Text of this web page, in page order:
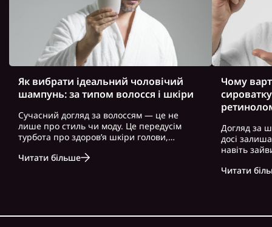
Як вибрати ідеальний чоловічий
шампунь: за типом волосся і шкіри
Сучасний догляд за волоссям — це не
лише про стиль чи моду. Це передусім
турбота про здоров’я шкіри голови,
актуально для чоловіків, які часто
Читати більше
Чому
Догляд за
досі
навіть
косметику.
Читати